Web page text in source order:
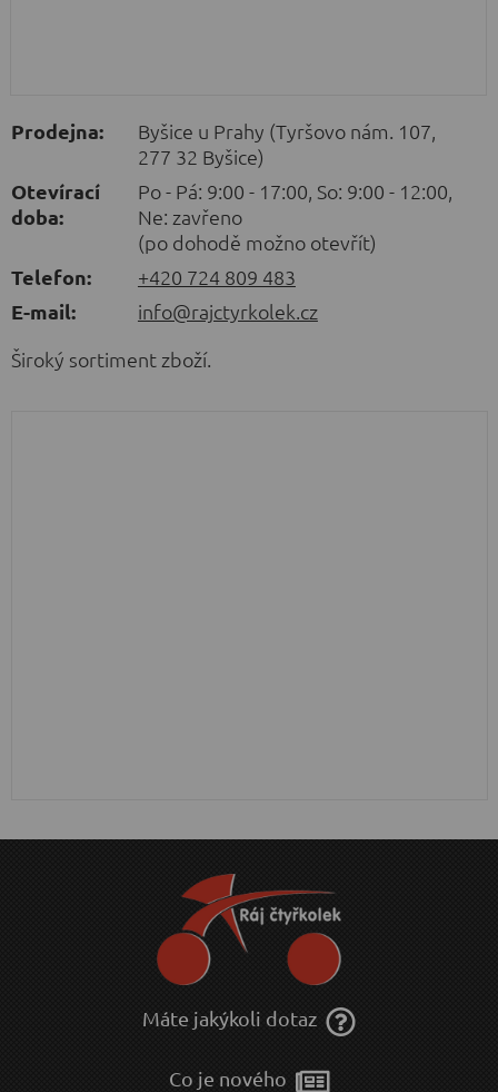
Prodejna:
Byšice u Prahy (Tyršovo nám. 107,
277 32 Byšice)
Otevírací
doba:
Po - Pá: 9:00 - 17:00, So: 9:00 - 12:00,
Ne: zavřeno
(po dohodě možno otevřít)
Telefon:
+420 724 809 483
E-mail:
info@rajctyrkolek.cz
Široký sortiment zboží.
Máte jakýkoli dotaz
Co je nového